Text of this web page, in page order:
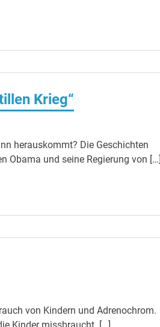
Krieg“
herauskommt? Die Geschichten
Obama und seine Regierung von […]
von Kindern und Adrenochrom.